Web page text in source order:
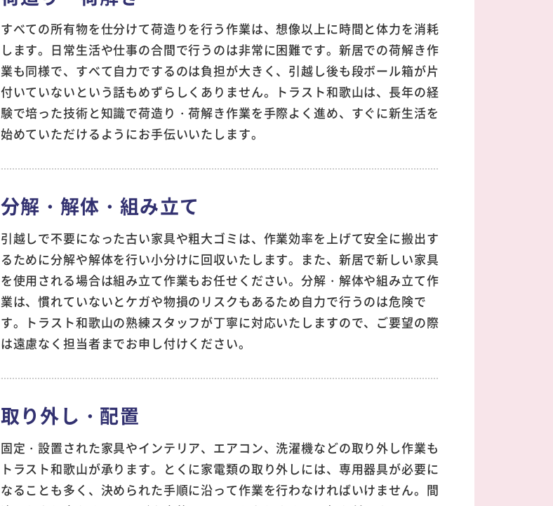
すべての所有物を仕分けて荷造りを行う作業は、想像以上に時間と体力を消耗
します。日常生活や仕事の合間で行うのは非常に困難です。新居での荷解き作
業も同様で、すべて自力でするのは負担が大きく、引越し後も段ボール箱が片
付いていないという話もめずらしくありません。トラスト和歌山は、長年の経
験で培った技術と知識で荷造り・荷解き作業を手際よく進め、すぐに新生活を
始めていただけるようにお手伝いいたします。
分解・解体・ 組み立て
引越しで不要になった古い家具や粗大ゴミは、作業効率を上げて安全に搬出す
るために分解や解体を行い小分けに回収いたします。また、新居で新しい家具
を使用される場合は組み立て作業もお任せください。分解・解体や組み立て作
業は、慣れていないとケガや物損のリスクもあるため自力で行うのは危険で
す。トラスト和歌山の熟練スタッフが丁寧に対応いたしますので、ご要望の際
は遠慮なく担当者までお申し付けください。
取り外し・ 配置
固定・設置された家具やインテリア、エアコン、洗濯機などの取り外し作業も
トラスト和歌山が承ります。とくに家電類の取り外しには、専用器具が必要に
なることも多く、決められた手順に沿って作業を行わなければいけません。間